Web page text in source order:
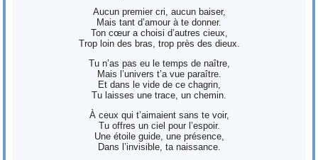
Aucun premier cri, aucun baiser,
Mais tant d’amour à te donner.
Ton cœur a choisi d’autres cieux,
Trop loin des bras, trop près des dieux.
Tu n’as pas eu le temps de naître,
Mais l’univers t’a vue paraître.
Et dans le vide de ce chagrin,
Tu laisses une trace, un chemin.
À ceux qui t’aimaient sans te voir,
Tu offres un ciel pour l’espoir.
Une étoile guide, une présence,
Dans l’invisible, ta naissance.